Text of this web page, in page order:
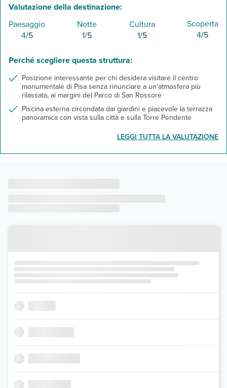
Valutazione della destinazione:
Paesaggio
4/5
Notte
1/5
Cultura
1/5
Scoperta
4/5
Perché scegliere questa struttura:
Posizione interessante per chi desidera visitare il centro
monumentale di Pisa senza rinunciare a un’atmosfera più
rilassata, ai margini del Parco di San Rossore
Piscina esterna circondata dai giardini e piacevole la terrazza
panoramica con vista sulla città e sulla Torre Pendente
LEGGI TUTTA LA VALUTAZIONE